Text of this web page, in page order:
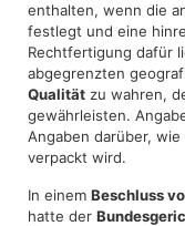
enthalten, wenn die
festlegt und eine
Rechtfertigung dafür
abgegrenzten
Qualität zu wahren,
gewährleisten.
Angaben darüber,
verpackt wird.
In einem Beschluss
hatte der